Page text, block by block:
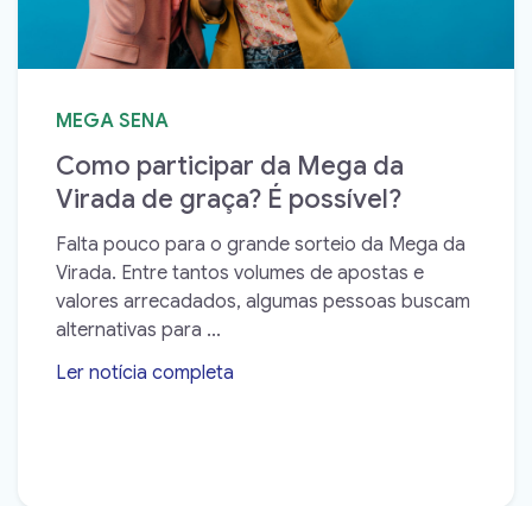
MEGA SENA
Como participar da Mega da
Virada de graça? É possível?
Falta pouco para o grande sorteio da Mega da
Virada. Entre tantos volumes de apostas e
valores arrecadados, algumas pessoas buscam
alternativas para ...
Ler notícia completa